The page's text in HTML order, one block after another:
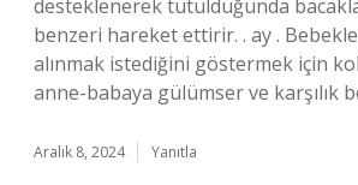
desteklenerek tutulduğunda
benzeri hareket ettirir. . ay .
alınmak istediğini göstermek için
anne-babaya gülümser ve karşılık
Aralık 8, 2024 Yanıtla